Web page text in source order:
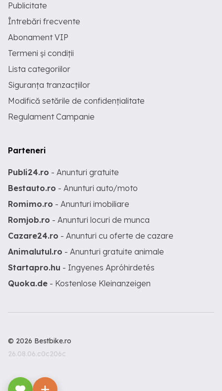
Publicitate
Întrebări frecvente
Abonament VIP
Termeni și condiții
Lista categoriilor
Siguranța tranzacțiilor
Modifică setările de confidențialitate
Regulament Campanie
Parteneri
Publi24.ro - Anunturi gratuite
Bestauto.ro - Anunturi auto/moto
Romimo.ro - Anunturi imobiliare
Romjob.ro - Anunturi locuri de munca
Cazare24.ro - Anunturi cu oferte de cazare
Animalutul.ro - Anunturi gratuite animale
Startapro.hu - Ingyenes Apróhirdetés
Quoka.de - Kostenlose Kleinanzeigen
© 2026 Bestbike.ro
26.08.06.c0c206c